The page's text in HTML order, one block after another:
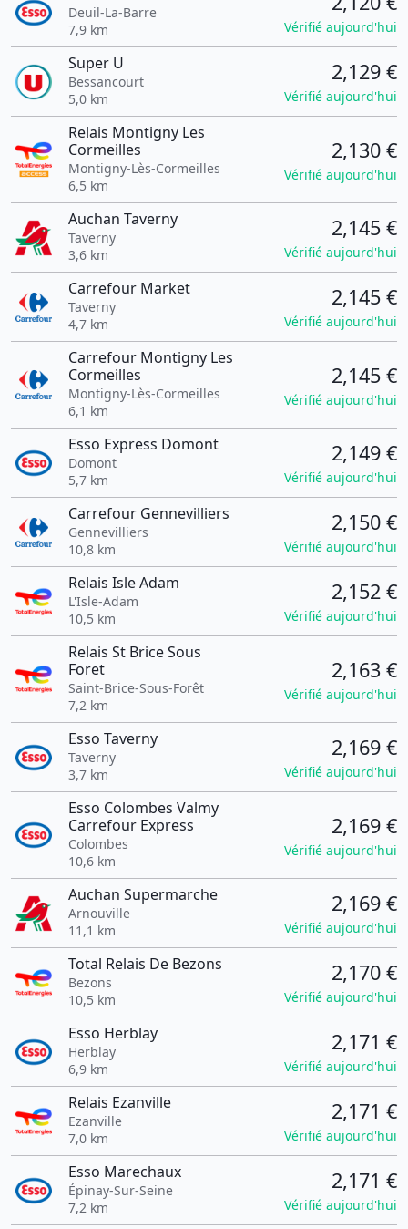
Deuil-La-Barre
7,9 km
Vérifié aujourd'hui
Super U
Bessancourt
5,0 km
2,129 €
Vérifié aujourd'hui
Relais Montigny Les
Cormeilles
Montigny-Lès-Cormeilles
6,5 km
2,130 €
Vérifié aujourd'hui
Auchan Taverny
Taverny
3,6 km
2,145 €
Vérifié aujourd'hui
Carrefour Market
Taverny
4,7 km
2,145 €
Vérifié aujourd'hui
Carrefour Montigny Les
Cormeilles
Montigny-Lès-Cormeilles
6,1 km
2,145 €
Vérifié aujourd'hui
Esso Express Domont
Domont
5,7 km
2,149 €
Vérifié aujourd'hui
Carrefour Gennevilliers
Gennevilliers
10,8 km
2,150 €
Vérifié aujourd'hui
Relais Isle Adam
L'Isle-Adam
10,5 km
2,152 €
Vérifié aujourd'hui
Relais St Brice Sous
Foret
Saint-Brice-Sous-Forêt
7,2 km
2,163 €
Vérifié aujourd'hui
Esso Taverny
Taverny
3,7 km
2,169 €
Vérifié aujourd'hui
Esso Colombes Valmy
Carrefour Express
Colombes
10,6 km
2,169 €
Vérifié aujourd'hui
Auchan Supermarche
Arnouville
11,1 km
2,169 €
Vérifié aujourd'hui
Total Relais De Bezons
Bezons
10,5 km
2,170 €
Vérifié aujourd'hui
Esso Herblay
Herblay
6,9 km
2,171 €
Vérifié aujourd'hui
Relais Ezanville
Ezanville
7,0 km
2,171 €
Vérifié aujourd'hui
Esso Marechaux
Épinay-Sur-Seine
7,2 km
2,171 €
Vérifié aujourd'hui